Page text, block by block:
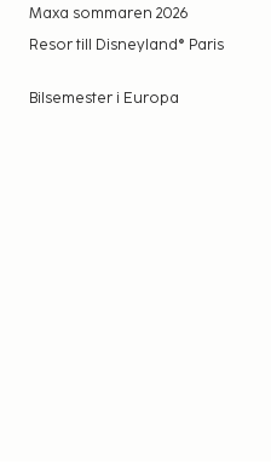
Maxa sommaren 2026
Resor till Disneyland® Paris
Bilsemester i Europa